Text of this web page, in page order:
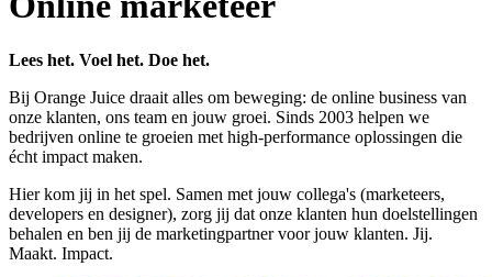
Lees het. Voel het. Doe het.
Bij Orange Juice draait alles om beweging: de online business van
onze klanten, ons team en jouw groei. Sinds 2003 helpen we
bedrijven online te groeien met high-performance oplossingen die
écht impact maken.
Hier kom jij in het spel. Samen met jouw collega's (marketeers,
developers en designer), zorg jij dat onze klanten hun doelstellingen
behalen en ben jij de marketingpartner voor jouw klanten. Jij.
Maakt. Impact.